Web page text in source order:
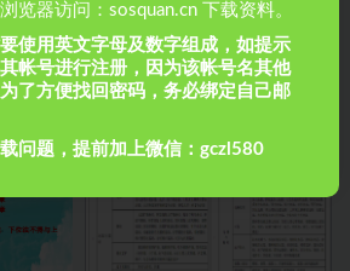
10篇资料员个人年终总结
览器访问：sosquan.cn 下载资料。
使用英文字母及数字组成，如提示
帐号进行注册，因为该帐号名其他
了方便找回密码，务必绑定自己邮
问题，提前加上微信：gczl580